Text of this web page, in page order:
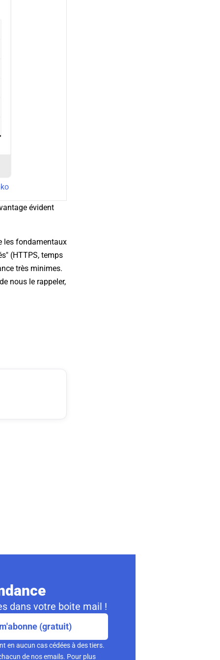
évident
les fondamentaux
(HTTPS, temps
très minimes.
nous le rappeler,
dans votre boite mail !
(gratuit)
en aucun cas cédées à des tiers.
de nos emails. Pour plus